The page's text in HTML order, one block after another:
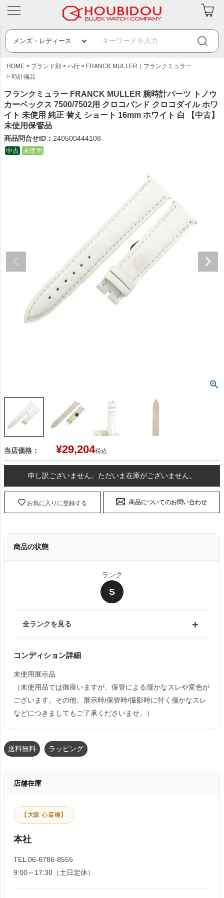
HOME ブランド別 ハ行
FRANCK MULLER｜フランクミュラー
時計備品
フランクミュラー FRANCK MULLER 腕時計パーツ トノウ
カーベックス 7500/7502用 クロコバンド クロコダイル ホワ
イト 未使用 純正 替え ショート 16mm ホワイト 白 【中古】
未使用保管品
商品問合せID： 240500444108
中古 未使用
当店価格： ¥29,204税込
申し訳ございません。ただいま在庫がございません。
お気に入りに登録する 商品についてのお問い合わせ
商品の状態
ランク
S
全ランクを見る
コンディション詳細
未使用展示品
（未使用品では御座いますが、保管による僅かなスレや変色が
ございます。その他、展示時/保管時/撮影時に付く僅かなスレ
などにつきましてもご了承くださいませ。）
送料無料 ラッピング
店舗在庫
【大阪 心斎橋】
本社
TEL 06-6786-8555
9:00～17:30（土日定休）